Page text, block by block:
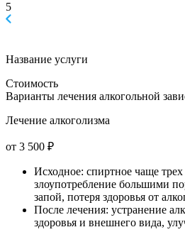
5
Название услуги
Стоимость
Варианты лечения алкогольной
Лечение алкоголизма
от 3 500 ₽
Исходное: спиртное чаще
злоупотребление большими
запой, потеря здоровья от
После лечения: устранение
здоровья и внешнего вида,